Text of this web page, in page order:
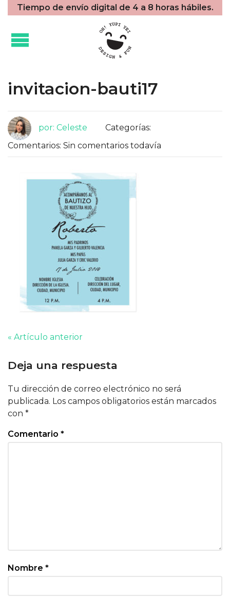
Tiempo de envío digital de 4 a 8 horas hábiles.
invitacion-bauti17
por: Celeste
Categorías:
Comentarios: Sin comentarios todavía
« Artículo anterior
Deja una respuesta
Tu dirección de correo electrónico no será
publicada. Los campos obligatorios están marcados
con *
Comentario *
Nombre *